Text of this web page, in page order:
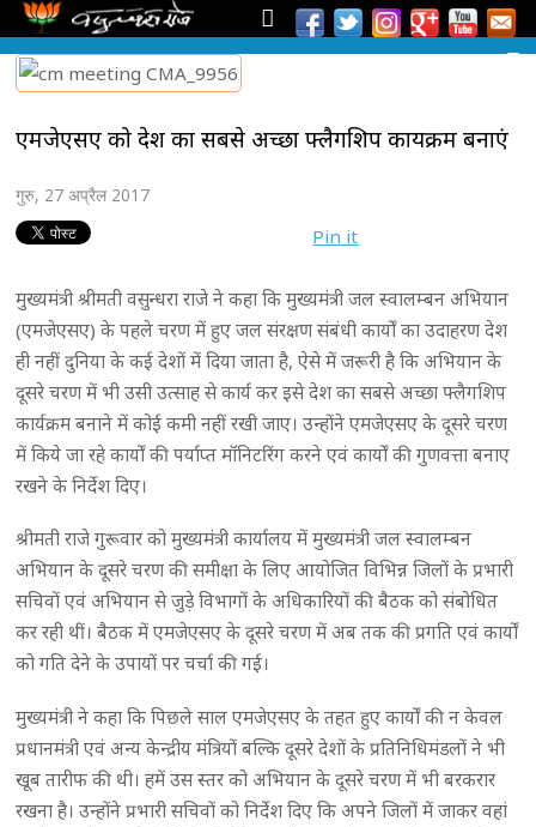
एमजेएसए को देश का सबसे अच्छा फ्लैगशिप कार्यक्रम बनाएं
गुरु, 27 अप्रैल 2017
Pin it
मुख्यमंत्री श्रीमती वसुन्धरा राजे ने कहा कि मुख्यमंत्री जल स्वालम्बन अभियान
(एमजेएसए) के पहले चरण में हुए जल संरक्षण संबंधी कार्यों का उदाहरण देश
ही नहीं दुनिया के कई देशों में दिया जाता है, ऐसे में जरूरी है कि अभियान के
दूसरे चरण में भी उसी उत्साह से कार्य कर इसे देश का सबसे अच्छा फ्लैगशिप
कार्यक्रम बनाने में कोई कमी नहीं रखी जाए। उन्होंने एमजेएसए के दूसरे चरण
में किये जा रहे कार्यों की पर्याप्त मॉनिटरिंग करने एवं कार्यों की गुणवत्ता बनाए
रखने के निर्देश दिए।
श्रीमती राजे गुरूवार को मुख्यमंत्री कार्यालय में मुख्यमंत्री जल स्वालम्बन
अभियान के दूसरे चरण की समीक्षा के लिए आयोजित विभिन्न जिलों के प्रभारी
सचिवों एवं अभियान से जुड़े विभागों के अधिकारियों की बैठक को संबोधित
कर रही थीं। बैठक में एमजेएसए के दूसरे चरण में अब तक की प्रगति एवं कार्यों
को गति देने के उपायों पर चर्चा की गई।
मुख्यमंत्री ने कहा कि पिछले साल एमजेएसए के तहत हुए कार्यों की न केवल
प्रधानमंत्री एवं अन्य केन्द्रीय मंत्रियों बल्कि दूसरे देशों के प्रतिनिधिमंडलों ने भी
खूब तारीफ की थी। हमें उस स्तर को अभियान के दूसरे चरण में भी बरकरार
रखना है। उन्होंने प्रभारी सचिवों को निर्देश दिए कि अपने जिलों में जाकर वहां